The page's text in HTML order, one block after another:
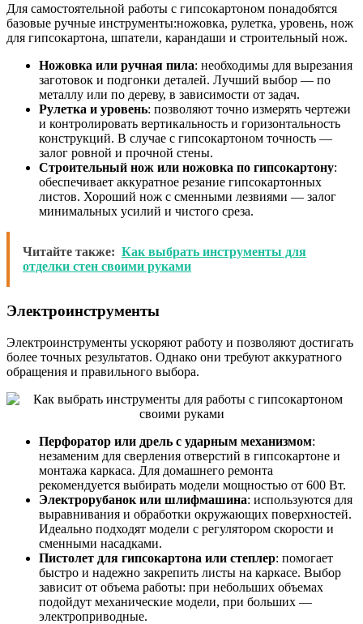
Для самостоятельной работы с гипсокартоном понадобятся
базовые ручные инструменты:ножовка, рулетка, уровень, нож
для гипсокартона, шпатели, карандаши и строительный нож.
Ножовка или ручная пила: необходимы для вырезания
заготовок и подгонки деталей. Лучший выбор — по
металлу или по дереву, в зависимости от задач.
Рулетка и уровень: позволяют точно измерять чертежи
и контролировать вертикальность и горизонтальность
конструкций. В случае с гипсокартоном точность —
залог ровной и прочной стены.
Строительный нож или ножовка по гипсокартону:
обеспечивает аккуратное резание гипсокартонных
листов. Хороший нож с сменными лезвиями — залог
минимальных усилий и чистого среза.
Читайте также: Как выбрать инструменты для
отделки стен своими руками
Электроинструменты
Электроинструменты ускоряют работу и позволяют достигать
более точных результатов. Однако они требуют аккуратного
обращения и правильного выбора.
Перфоратор или дрель с ударным механизмом:
незаменим для сверления отверстий в гипсокартоне и
монтажа каркаса. Для домашнего ремонта
рекомендуется выбирать модели мощностью от 600 Вт.
Электрорубанок или шлифмашина: используются для
выравнивания и обработки окружающих поверхностей.
Идеально подходят модели с регулятором скорости и
сменными насадками.
Пистолет для гипсокартона или степлер: помогает
быстро и надежно закрепить листы на каркасе. Выбор
зависит от объема работы: при небольших объемах
подойдут механические модели, при больших —
электроприводные.